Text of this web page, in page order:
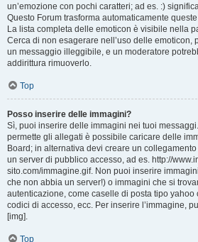
un’emozione con pochi caratteri; ad es. :)
Questo Forum trasforma automaticamente
La lista completa delle emoticon è visibile nella
Cerca di non esagerare nell’uso delle emoticon,
un messaggio illeggibile, e un moderatore
addirittura rimuoverlo.
Top
Posso inserire delle immagini?
Sì, puoi inserire delle immagini nei tuoi
permette gli allegati è possibile caricare delle
Board; in alternativa devi creare un
un server di pubblico accesso, ad es. http://
sito.com/immagine.gif. Non puoi inserire
che non abbia un server!) o immagini che si
autenticazione, come caselle di posta tipo yahoo
codici di accesso, ecc. Per inserire l’immagine,
[img].
Top